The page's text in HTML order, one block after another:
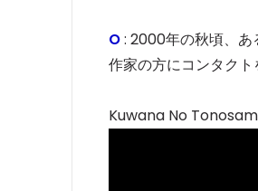
O: 2000年の秋頃、あ
作家の方にコンタクト
Kuwana No